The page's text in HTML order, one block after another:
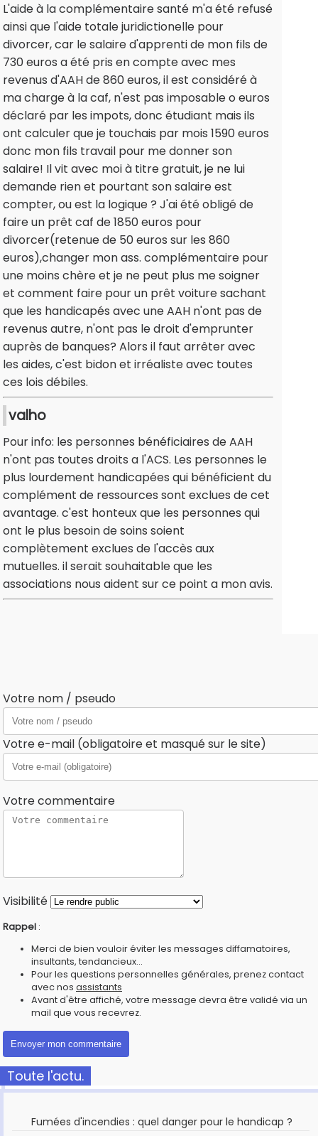
L'aide à la complémentaire santé m'a été refusé
ainsi que l'aide totale juridictionelle pour
divorcer, car le salaire d'apprenti de mon fils de
730 euros a été pris en compte avec mes
revenus d'AAH de 860 euros, il est considéré à
ma charge à la caf, n'est pas imposable o euros
déclaré par les impots, donc étudiant mais ils
ont calculer que je touchais par mois 1590 euros
donc mon fils travail pour me donner son
salaire! Il vit avec moi à titre gratuit, je ne lui
demande rien et pourtant son salaire est
compter, ou est la logique ? J'ai été obligé de
faire un prêt caf de 1850 euros pour
divorcer(retenue de 50 euros sur les 860
euros),changer mon ass. complémentaire pour
une moins chère et je ne peut plus me soigner
et comment faire pour un prêt voiture sachant
que les handicapés avec une AAH n'ont pas de
revenus autre, n'ont pas le droit d'emprunter
auprès de banques? Alors il faut arrêter avec
les aides, c'est bidon et irréaliste avec toutes
ces lois débiles.
valho
Pour info: les personnes bénéficiaires de AAH
n'ont pas toutes droits a l'ACS. Les personnes le
plus lourdement handicapées qui bénéficient du
complément de ressources sont exclues de cet
avantage. c'est honteux que les personnes qui
ont le plus besoin de soins soient
complètement exclues de l'accès aux
mutuelles. il serait souhaitable que les
associations nous aident sur ce point a mon avis.
Votre nom / pseudo
Votre e-mail (obligatoire et masqué sur le site)
Votre commentaire
Visibilité
Rappel :
Merci de bien vouloir éviter les messages diffamatoires,
insultants, tendancieux...
Pour les questions personnelles générales, prenez contact
avec nos assistants
Avant d'être affiché, votre message devra être validé via un
mail que vous recevrez.
Toute l'actu.
Fumées d'incendies : quel danger pour le handicap ?